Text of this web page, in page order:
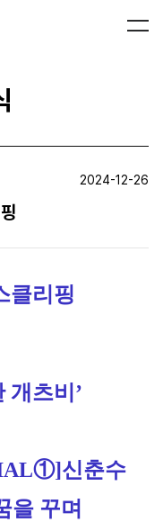
2024-12-26
클리핑
개츠비’
신춘수
을 꾸며